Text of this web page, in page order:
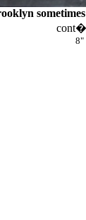
cont�
8"